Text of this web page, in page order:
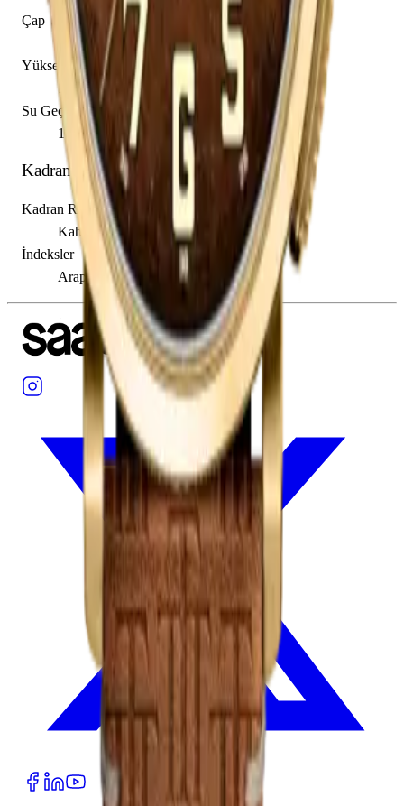
Çap
45.00 mm
Yükseklik
14.25 mm
Su Geçirmezlik
100.00 m
Kadran
Kadran Rengi
Kahverengi
İndeksler
Arap Rakamı